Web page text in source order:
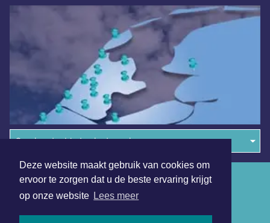
Deze website maakt gebruik van cookies om
ervoor te zorgen dat u de beste ervaring krijgt
op onze website Lees meer
Overige dagbladen in de regio
Algemene voorwaarden
Disclaimer